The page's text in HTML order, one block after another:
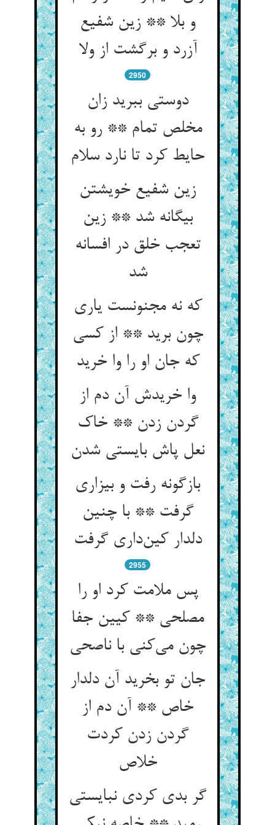
و بلا ** زین شفیع
آزرد و برگشت از ولا
2950
دوستی ببرید زان
مخلص تمام ** رو به
حایط کرد تا نارد سلام
زین شفیع خویشتن
بیگانه شد ** زین
تعجب خلق در افسانه
شد
که نه مجنونست یاری
چون برید ** از کسی
که جان او را وا خرید
وا خریدش آن دم از
گردن زدن ** خاک
نعل پاش بایستی شدن
بازگونه رفت و بیزاری
گرفت ** با چنین
دلدار کین‌داری گرفت
2955
پس ملامت کرد او را
مصلحی ** کیین جفا
چون می‌کنی با ناصحی
جان تو بخرید آن دلدار
خاص ** آن دم از
گردن زدن کردت
خلاص
گر بدی کردی نبایستی